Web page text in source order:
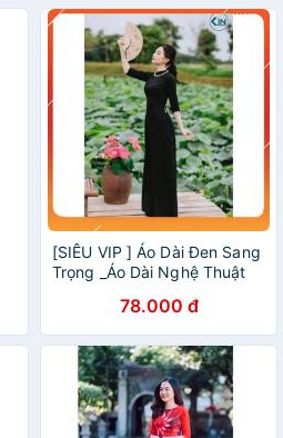
[SIÊU VIP ] Áo Dài Đen Sang
Trọng _Áo Dài Nghệ Thuật
78.000 đ